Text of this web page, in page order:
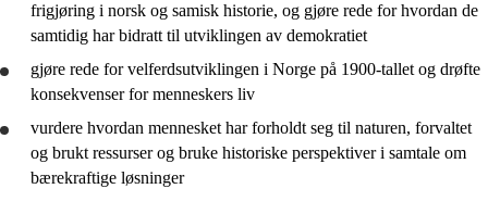
frigjøring i norsk og samisk historie, og gjøre rede forhvordan de
samtidig har bidratt til utviklingen av demokratiet
gjøre rede forvelferdsutviklingen i Norge på 1900-tallet og drøfte
konsekvenser for menneskers liv
vurdere hvordan mennesket har forholdt seg til naturen, forvaltet
og brukt ressurser og bruke historiske perspektiver i samtale om
bærekraftige løsninger